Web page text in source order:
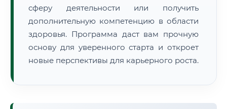
сферу деятельности или получить
дополнительную компетенцию в области
здоровья. Программа даст вам прочную
основу для уверенного старта и откроет
новые перспективы для карьерного роста.